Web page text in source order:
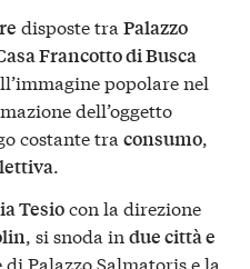
disposte tra Palazzo
Francotto di Busca
popolare nel
dell’oggetto
costante tra consumo,
.
Tesiocon la direzione
, si snoda in due città e
di Palazzo Salmatoris e la